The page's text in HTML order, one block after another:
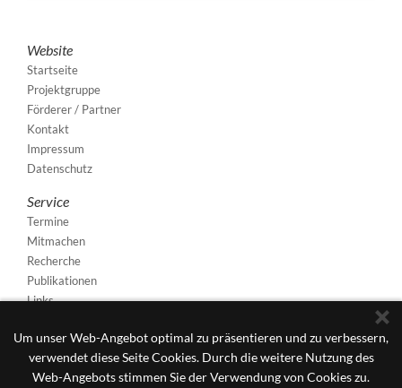
Um unser Web-Angebot optimal zu präsentieren und zu verbessern,
verwendet diese Seite Cookies. Durch die weitere Nutzung des
Web-Angebots stimmen Sie der Verwendung von Cookies zu.
Website
Startseite
Projektgruppe
Förderer / Partner
Kontakt
Impressum
Datenschutz
Service
Termine
Mitmachen
Recherche
Publikationen
Links